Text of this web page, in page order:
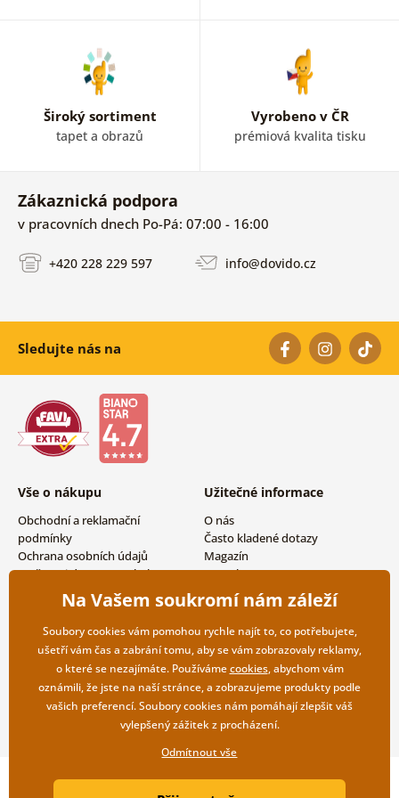
Široký sortiment
tapet a obrazů
Vyrobeno v ČR
prémiová kvalita tisku
Zákaznická podpora
v pracovních dnech Po-Pá: 07:00 - 16:00
+420 228 229 597 info@dovido.cz
Sledujte nás na
Vše o nákupu
Obchodní a reklamační
podmínky
Ochrana osobních údajů
Možnosti dopravy a platby
Vrácení zboží
Užitečné informace
O nás
Často kladené dotazy
Magazín
Kontakty
Velkoobchodní spolupráce
Copyright ©2019 © Dovido.cz.
Na Vašem soukromí nám záleží
Soubory cookies vám pomohou rychle najít to, co potřebujete,
ušetří vám čas a zabrání tomu, aby se vám zobrazovaly reklamy,
o které se nezajímáte. Používámecookies, abychom vám
oznámili, že jste na naší stránce, a zobrazujeme produkty podle
vašich preferencí. Soubory cookies nám pomáhají zlepšit váš
vylepšený zážitek z procházení.
Odmítnout vše